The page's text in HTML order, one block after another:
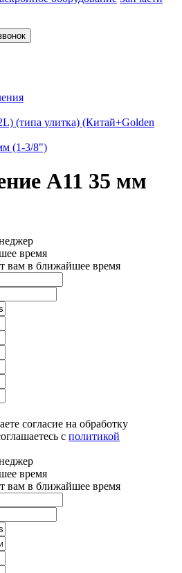
(типа улитка) (Китай+Golden
(1-3/8")
A11 35 мм
время
вам в ближайшее время
согласие на обработку
с политикой
время
вам в ближайшее время